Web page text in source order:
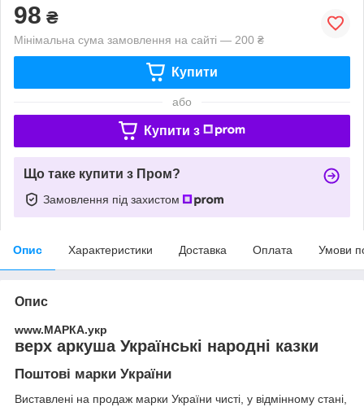
98 ₴
Мінімальна сума замовлення на сайті — 200 ₴
Купити
або
Купити з
Що таке купити з Пром?
Замовлення під захистом
Опис Характеристики Доставка Оплата Умови
Опис
www.МАРКА.укр
верх аркуша Українські народні казки
Поштові марки України
Виставлені на продаж марки України чисті, у відмінному стані,